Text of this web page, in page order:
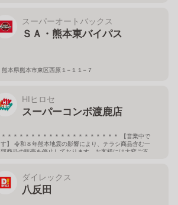
スーパーオートバックス
ＳＡ・熊本東バイパス
熊本県熊本市東区西原１−１１−７
HIヒロセ
スーパーコンボ渡鹿店
＊＊＊＊＊＊＊＊＊＊＊＊＊＊＊＊＊＊＊＊ 【営業中で
す】 令和８年熊本地震の影響により、チラシ商品含む一
部商品の販売を停止しております。お客様には大変ご不
ださいませ。 ＊＊＊＊＊＊＊＊＊＊＊＊＊＊＊＊＊＊＊
＊ ９：００～２１：００
熊本県熊本市中央区渡鹿1丁目18番1号
ダイレックス
八反田